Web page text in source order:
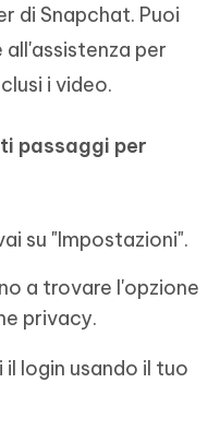
di Snapchat. Puoi
per
i video.
passaggi per
su "Impostazioni".
a trovare l'opzione
privacy.
login usando il tuo